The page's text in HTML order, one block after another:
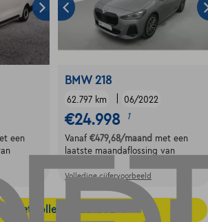
een
BMW 218
62.797 km 06/2022
€24.998 1
Vanaf €479,68/maand met een
laatste maandaflossing van
Volledige cijfervoorbeeld
het volledige aanbod